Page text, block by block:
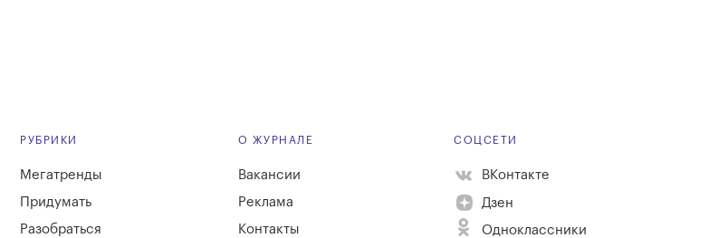
РУБРИКИ
Мегатренды
Придумать
Разобраться
О ЖУРНАЛЕ
Вакансии
Реклама
Контакты
СОЦСЕТИ
ВКонтакте
Дзен
Одноклассники